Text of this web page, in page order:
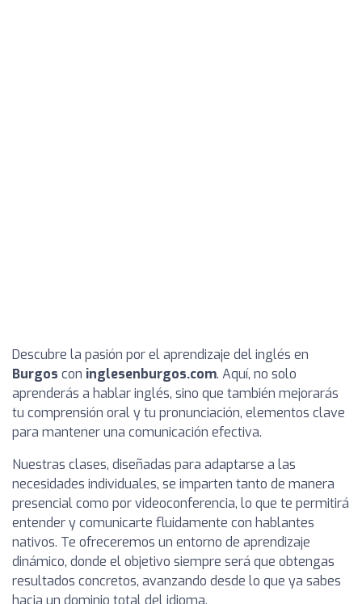
Descubre la pasión por el aprendizaje del inglés en
Burgos con inglesenburgos.com. Aquí, no solo
aprenderás a hablar inglés, sino que también mejorarás
tu comprensión oral y tu pronunciación, elementos clave
para mantener una comunicación efectiva.
Nuestras clases, diseñadas para adaptarse a las
necesidades individuales, se imparten tanto de manera
presencial como por videoconferencia, lo que te permitirá
entender y comunicarte fluidamente con hablantes
nativos. Te ofreceremos un entorno de aprendizaje
dinámico, donde el objetivo siempre será que obtengas
resultados concretos, avanzando desde lo que ya sabes
hacia un dominio total del idioma.